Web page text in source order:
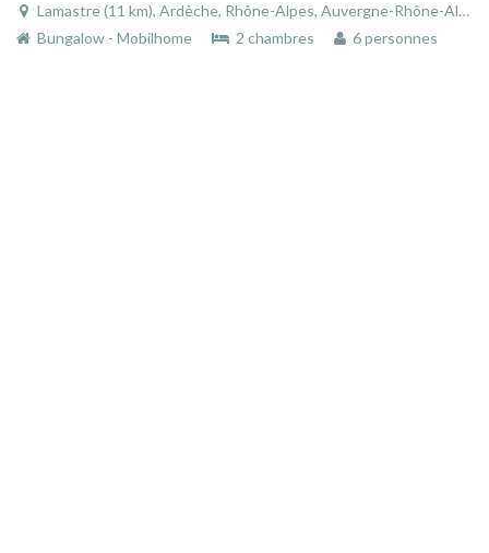
Lamastre (11 km), Ardèche, Rhône-Alpes, Auvergne-Rhône-Alpes, France
Bungalow - Mobilhome
2 chambres 6 personnes